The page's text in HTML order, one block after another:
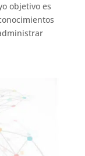
objetivo es